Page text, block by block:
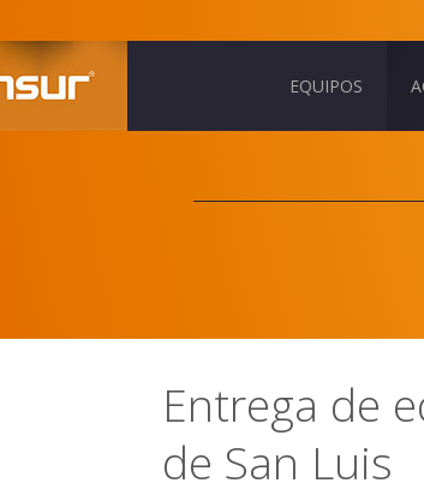
EQUIPOS
Entrega de
de San Luis